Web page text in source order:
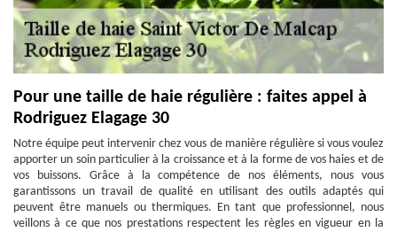
Pour une taille de haie régulière : faites appel à
Rodriguez Elagage 30
Notre équipe peut intervenir chez vous de manière régulière si vous voulez
apporter un soin particulier à la croissance et à la forme de vos haies et de
vos buissons. Grâce à la compétence de nos éléments, nous vous
garantissons un travail de qualité en utilisant des outils adaptés qui
peuvent être manuels ou thermiques. En tant que professionnel, nous
veillons à ce que nos prestations respectent les règles en vigueur en la